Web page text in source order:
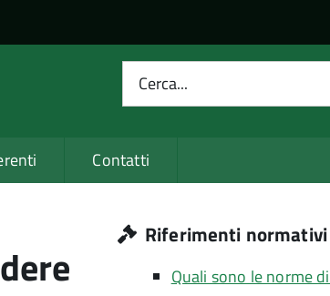
Cerca...
Contatti
Riferimenti normativi
Quali sono le norme